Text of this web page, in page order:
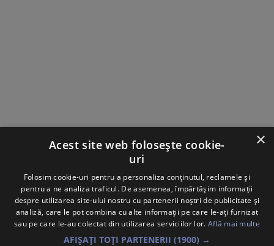
Implementatori
Vezi toți colaboratorii
×
Acest site web folosește cookie-
uri
Folosim cookie-uri pentru a personaliza conținutul, reclamele și
pentru a ne analiza traficul. De asemenea, împărtășim informații
despre utilizarea site-ului nostru cu partenerii noștri de publicitate și
analiză, care le pot combina cu alte informații pe care le-ați furnizat
sau pe care le-au colectat din utilizarea serviciilor lor. Află mai multe
AFIȘAȚI TOȚI PARTENERII (1900) →